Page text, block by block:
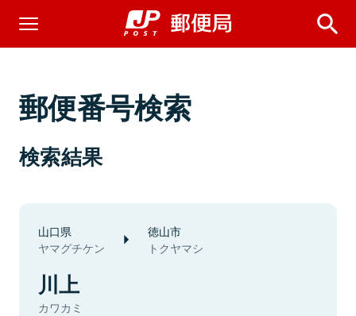
郵便番号検索
検索結果
山口県
ヤマグチケン
徳山市
トクヤマシ
川上
カワカミ